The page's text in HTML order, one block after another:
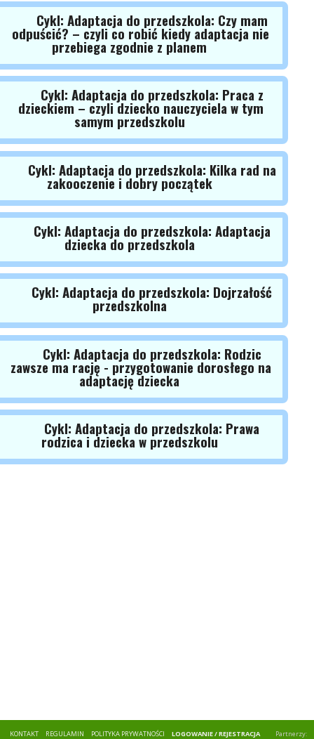
Cykl: Adaptacja do przedszkola: Czy mam
odpuścić? – czyli co robić kiedy adaptacja nie
przebiega zgodnie z planem
Cykl: Adaptacja do przedszkola: Praca z
dzieckiem – czyli dziecko nauczyciela w tym
samym przedszkolu
Cykl: Adaptacja do przedszkola: Kilka rad na
zakooczenie i dobry początek
Cykl: Adaptacja do przedszkola: Adaptacja
dziecka do przedszkola
Cykl: Adaptacja do przedszkola: Dojrzałość
przedszkolna
Cykl: Adaptacja do przedszkola: Rodzic
zawsze ma rację - przygotowanie dorosłego na
adaptację dziecka
Cykl: Adaptacja do przedszkola: Prawa
rodzica i dziecka w przedszkolu
KONTAKT REGULAMIN POLITYKA PRYWATNOŚCI LOGOWANIE / REJESTRACJA
Partnerzy: